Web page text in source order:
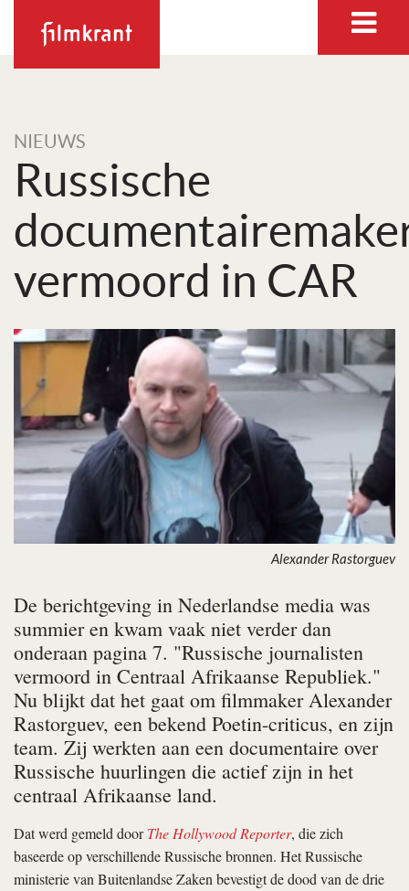
NIEUWS
Russische
vermoord in CAR
Alexander Rastorguev
De berichtgeving in Nederlandse media was
summier en kwam vaak niet verder dan
onderaan pagina 7. "Russische journalisten
vermoord in Centraal Afrikaanse Republiek."
Nu blijkt dat het gaat om filmmaker Alexander
Rastorguev, een bekend Poetin-criticus, en zijn
team. Zij werkten aan een documentaire over
Russische huurlingen die actief zijn in het
centraal Afrikaanse land.
Dat werd gemeld doorThe Hollywood Reporter, die zich
baseerde op verschillende Russische bronnen. Het Russische
ministerie van Buitenlandse Zaken bevestigt de dood van de drie